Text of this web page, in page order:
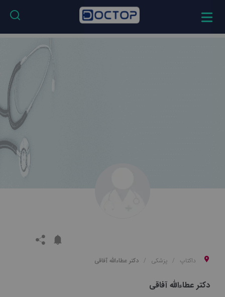
داکتاپ پزشکی دکتر عطاءالله آفاقی
دکتر عطاءالله آفاقی